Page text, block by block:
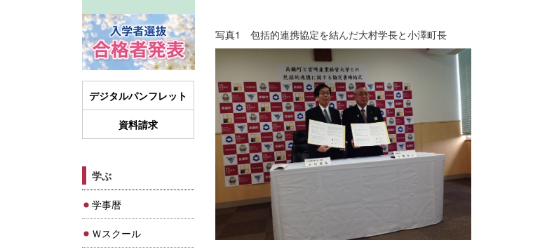
デジタルパンフレット
資料請求
学ぶ
学事暦
Ｗスクール
写真1 包括的連携協定を結んだ大村学長と小澤町長